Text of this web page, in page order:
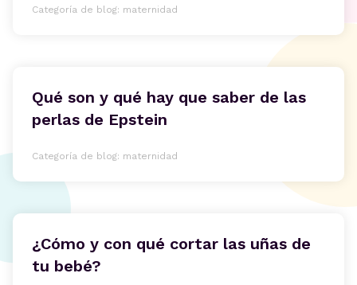
Categoría de blog: maternidad
Qué son y qué hay que saber de las
perlas de Epstein
Categoría de blog: maternidad
¿Cómo y con qué cortar las uñas de
tu bebé?